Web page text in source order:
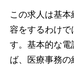
この求人は基
容をするわけ
す。基本的な
ば、医療事務